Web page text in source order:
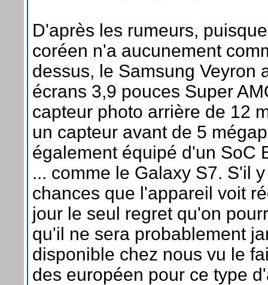
D'après les rumeurs,
coréen n'a aucunement
dessus, le Samsung Veyron
écrans 3,9 pouces Super
capteur photo arrière de 12
un capteur avant de 5
également équipé d'un SoC
... comme le Galaxy S7. S'il
chances que l'appareil voit
jour le seul regret qu'on
qu'il ne sera probablement
disponible chez nous vu le
des européen pour ce type